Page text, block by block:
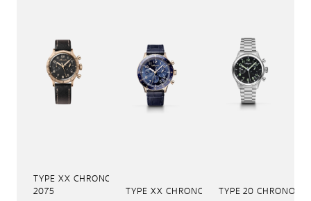
TYPE XX CHRONOGRAPHE
2075
TYPE XX CHRONOGRAPHE 2067
TYPE 20